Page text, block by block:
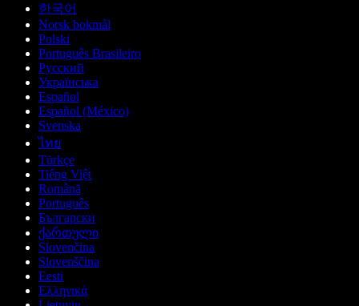
한국어
Norsk bokmål
Polski
Português Brasileiro
Русский
Українська
Español
Español (México)
Svenska
ไทย
Türkçe
Tiếng Việt
Română
Português
Български
ქართული
Slovenčina
Slovenščina
Eesti
Ελληνικά